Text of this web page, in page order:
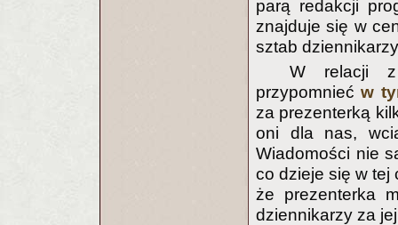
parą redakcji
znajduje się w
sztab
W relacji
przypomniećw
za prezenterką
oni dla nas,
Wiadomości nie
co dzieje się w tej
że prezenterka
dziennikarzy za